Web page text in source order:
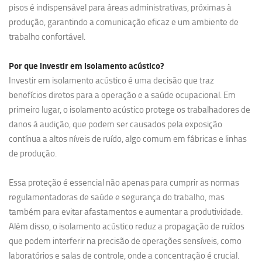
pisos é indispensável para áreas administrativas, próximas à
produção, garantindo a comunicação eficaz e um ambiente de
trabalho confortável.
Por que investir em isolamento acústico?
Investir em isolamento acústico é uma decisão que traz
benefícios diretos para a operação e a saúde ocupacional. Em
primeiro lugar, o isolamento acústico protege os trabalhadores de
danos à audição, que podem ser causados pela exposição
contínua a altos níveis de ruído, algo comum em fábricas e linhas
de produção.
Essa proteção é essencial não apenas para cumprir as normas
regulamentadoras de saúde e segurança do trabalho, mas
também para evitar afastamentos e aumentar a produtividade.
Além disso, o isolamento acústico reduz a propagação de ruídos
que podem interferir na precisão de operações sensíveis, como
laboratórios e salas de controle, onde a concentração é crucial.